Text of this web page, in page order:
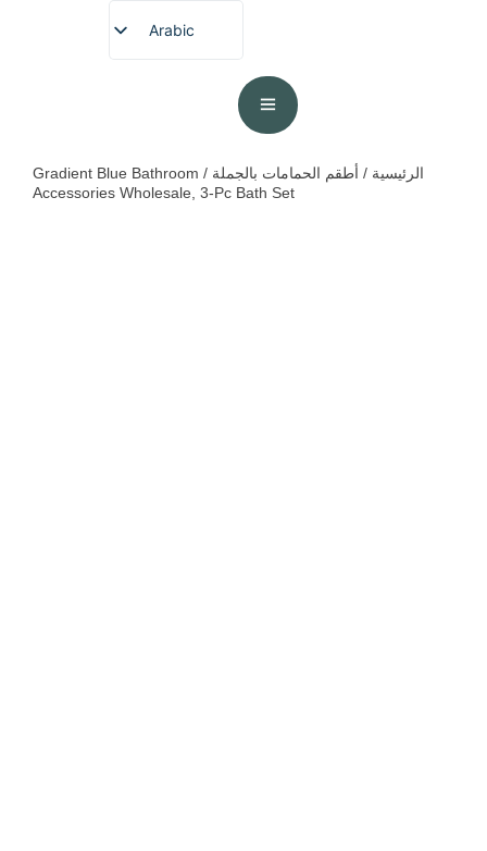
Arabic
English
Spanish
الرئيسية / أطقم الحمامات بالجملة
/ Gradient Blue Bathroom
Accessories Wholesale, 3-Pc Bath Set